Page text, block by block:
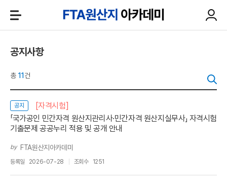
공지사항
총 11 건
공지
[자격시험]
「국가공인 민간자격 원산지관리사·민간자격 원산지실무사」 자격시험
기출문제 공공누리 적용 및 공개 안내
by FTA원산지아카데미
등록일 2026-07-28 조회수 1251